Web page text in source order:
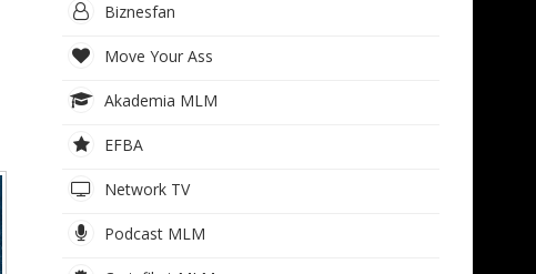
Biznesfan
Move Your Ass
Akademia MLM
EFBA
Network TV
Podcast MLM